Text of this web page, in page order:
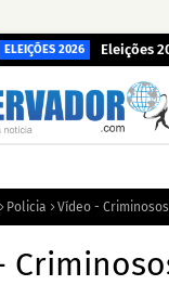
ELEIÇÕES 2026 Eleições
Policia Vídeo -